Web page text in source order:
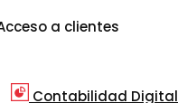
a clientes
Contabilidad Digital